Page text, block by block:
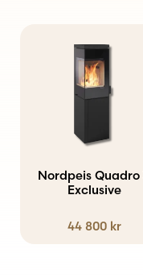
Nordpeis Quadro
Exclusive
44 800 kr